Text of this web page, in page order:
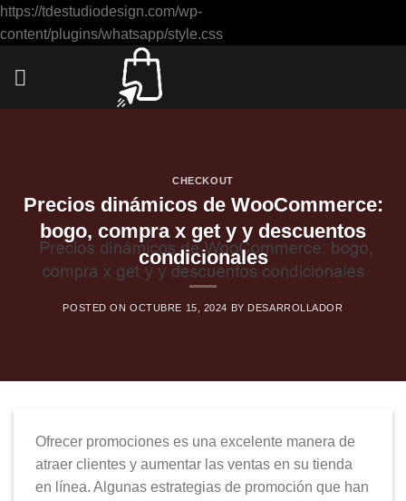
https://tdestudiodesign.com/wp-
content/plugins/whatsapp/style.cssSaltar
CHECKOUT
Precios dinámicos de WooCommerce:
bogo, compra x get y y descuentos
condicionales
POSTED ONOCTUBRE 15, 2024 BY DESARROLLADOR
Ofrecer promociones es una excelente manera de
atraer clientes y aumentar las ventas en su tienda
en línea. Algunas estrategias de promoción que han